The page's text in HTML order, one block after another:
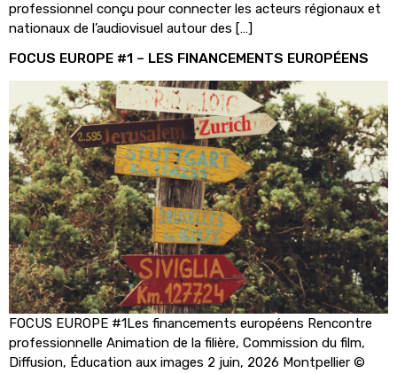
professionnel conçu pour connecter les acteurs régionaux et
nationaux de l’audiovisuel autour des […]
FOCUS EUROPE #1 – LES FINANCEMENTS EUROPÉENS
FOCUS EUROPE #1Les financements européens Rencontre
professionnelle Animation de la filière, Commission du film,
Diffusion, Éducation aux images 2 juin, 2026 Montpellier ©